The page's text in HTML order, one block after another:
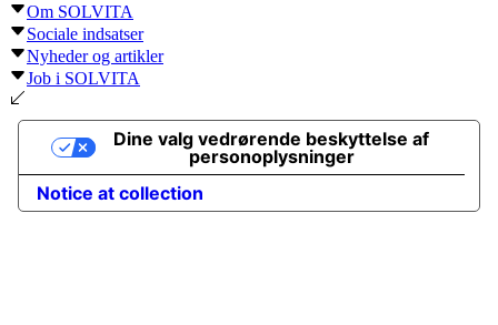
Om SOLVITA
Sociale indsatser
Nyheder og artikler
Job i SOLVITA
Notice at collection
Dine valg vedrørende beskyttelse af
personoplysninger